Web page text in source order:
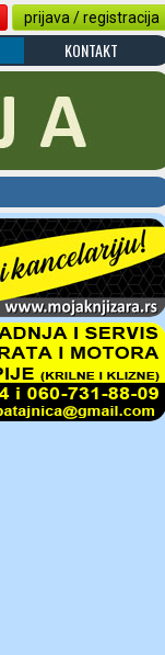
prijava / registracija
KONTAKT